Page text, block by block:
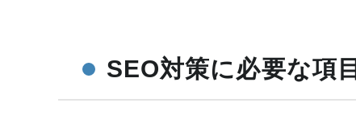
SEO対策に必要な項目